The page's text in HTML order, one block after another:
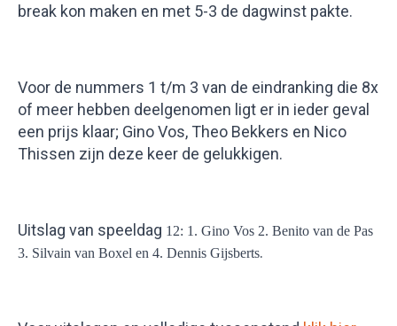
break kon maken en met 5-3 de dagwinst pakte.
Voor de nummers 1 t/m 3 van de eindranking die 8x
of meer hebben deelgenomen ligt er in ieder geval
een prijs klaar; Gino Vos, Theo Bekkers en Nico
Thissen zijn deze keer de gelukkigen.
Uitslag van speeldag 12: 1. Gino Vos 2. Benito van de Pas
3. Silvain van Boxel en 4. Dennis Gijsberts.